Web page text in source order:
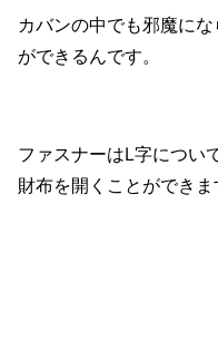
カバンの中でも邪魔に
ができるんです。
ファスナーはL字につい
財布を開くことができま